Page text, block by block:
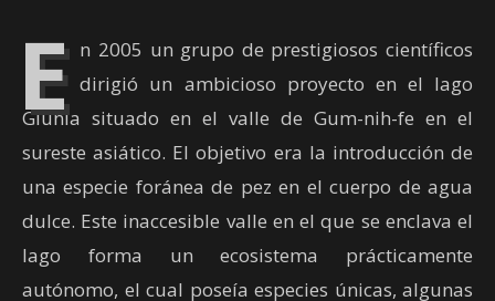
E n 2005 un grupo de prestigiosos científicos
dirigió un ambicioso proyecto en el lago
Giunla situado en el valle de Gum-nih-fe en el
sureste asiático. El objetivo era la introducción de
una especie foránea de pez en el cuerpo de agua
dulce. Este inaccesible valle en el que se enclava el
lago forma un ecosistema prácticamente
autónomo, el cual poseía especies únicas, algunas